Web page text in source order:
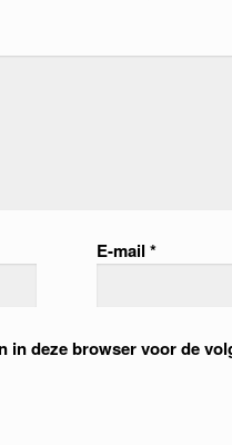
E-mail*
in deze browser voor de